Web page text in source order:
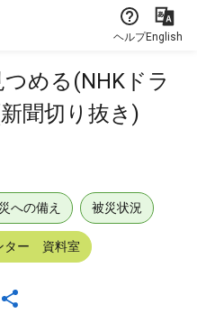
ヘルプEnglish
める(NHKドラ
聞切り抜き)
への備え 被災状況
ター 資料室